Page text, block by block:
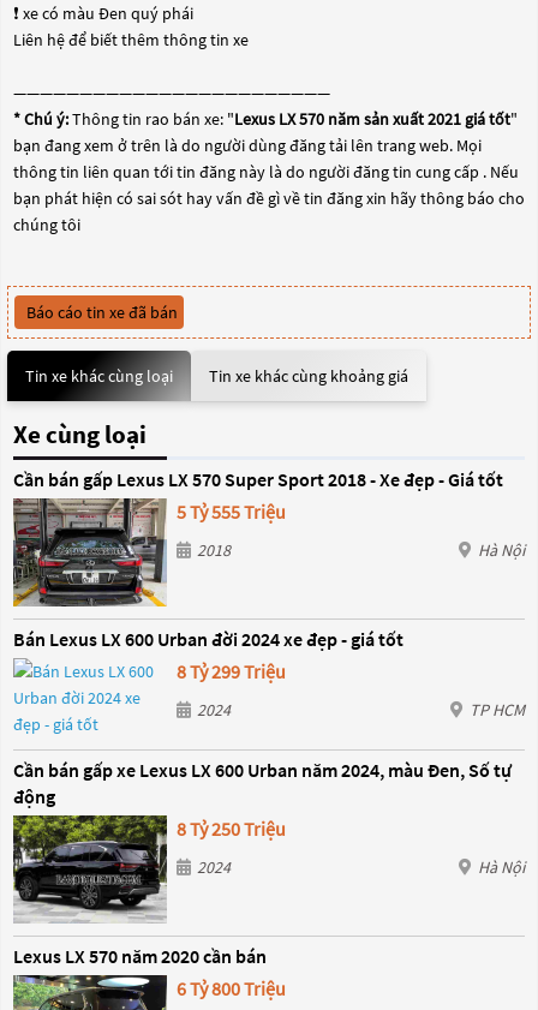
❗️ xe có màu Đen quý phái
Liên hệ để biết thêm thông tin xe
————————————————————————
* Chú ý:Thông tin rao bán xe: "Lexus LX 570 năm sản xuất 2021 giá tốt"
bạn đang xem ở trên là do người dùng đăng tải lên trang web. Mọi
thông tin liên quan tới tin đăng này là do người đăng tin cung cấp . Nếu
bạn phát hiện có sai sót hay vấn đề gì về tin đăng xin hãy thông báo cho
chúng tôi
Báo cáo tin xe đã bán
Tin xe khác cùng loại Tin xe khác cùng khoảng giá
Xe cùng loại
Cần bán gấp Lexus LX 570 Super Sport 2018 - Xe đẹp - Giá tốt
5 Tỷ 555 Triệu
2018 Hà Nội
Bán Lexus LX 600 Urban đời 2024 xe đẹp - giá tốt
8 Tỷ 299 Triệu
2024 TP HCM
Cần bán gấp xe Lexus LX 600 Urban năm 2024, màu Đen, Số tự
động
8 Tỷ 250 Triệu
2024 Hà Nội
Lexus LX 570 năm 2020 cần bán
6 Tỷ 800 Triệu